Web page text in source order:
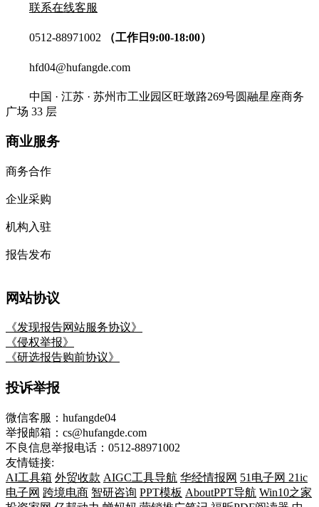
联系在线客服
0512-88971002 （工作日9:00-18:00）
hfd04@hufangde.com
中国 · 江苏 · 苏州市工业园区旺墩路269号圆融星座商务
广场 33 层
商业服务
商务合作
企业采购
机构入驻
报告发布
网站协议
《发现报告网站服务协议》
《侵权举报》
《研选报告购前协议》
投诉举报
微信客服：hufangde04
举报邮箱：cs@hufangde.com
不良信息举报电话：0512-88971002
友情链接:
AI工具箱 外贸收款 AIGC工具导航 华经情报网 51电子网 21ic
电子网 跨境电商 智研咨询 PPT模板 AboutPPT导航 Win10之家